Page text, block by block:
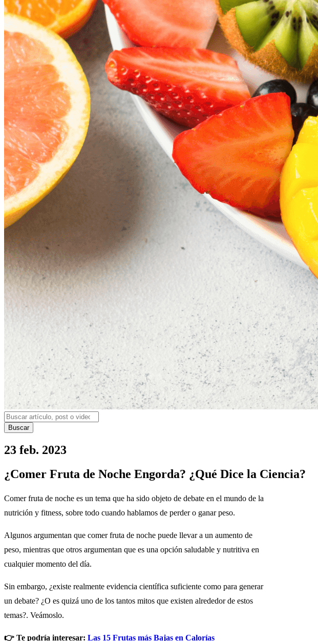
Buscar
23 feb. 2023
¿Comer Fruta de Noche Engorda? ¿Qué Dice la Ciencia?
Comer fruta de noche es un tema que ha sido objeto de debate en el mundo de la
nutrición y fitness, sobre todo cuando hablamos de perder o ganar peso.
Algunos argumentan que comer fruta de noche puede llevar a un aumento de
peso, mientras que otros argumentan que es una opción saludable y nutritiva en
cualquier momento del día.
Sin embargo, ¿existe realmente evidencia científica suficiente como para generar
un debate? ¿O es quizá uno de los tantos mitos que existen alrededor de estos
temas?. Veámoslo.
👉 Te podría interesar: Las 15 Frutas más Bajas en Calorías